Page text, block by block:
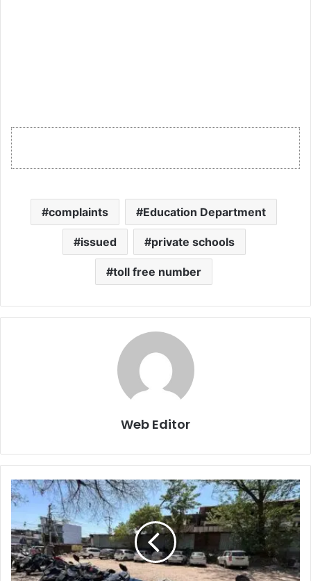
complaints Education Department
issued private schools
toll free number
Web Editor